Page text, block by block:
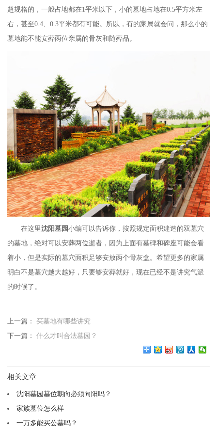
超规格的，一般占地都在1平米以下，小的墓地占地在0.5平方米左
右，甚至0.4、0.3平米都有可能。所以，有的家属就会问，那么小的
墓地能不能安葬两位亲属的骨灰和随葬品。
在这里沈阳墓园小编可以告诉你，按照规定面积建造的双墓穴
的墓地，绝对可以安葬两位逝者，因为上面有墓碑和碑座可能会看
着小，但是实际的墓穴面积足够安放两个骨灰盒。希望更多的家属
明白不是墓穴越大越好，只要够安葬就好，现在已经不是讲究气派
的时候了。
上一篇： 买墓地有哪些讲究
下一篇： 什么才叫合法墓园？
相关文章
沈阳墓园墓位朝向必须向阳吗？
家族墓位怎么样
一万多能买公墓吗？